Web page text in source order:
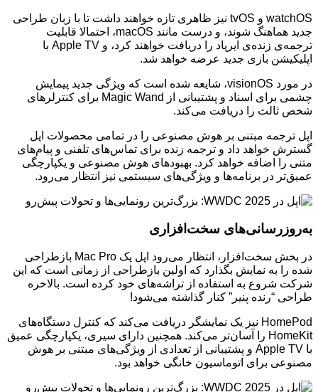
watchOS و tvOS نیز ظاهری تازه خواهند داشت تا با زبان طراحی
جدید هماهنگ شوند، و درست مانند macOS، احتمالا قابلیت
ترجمه‌ی زنده‌ی ایرپاد را دریافت خواهند کرد، و Apple TV با
اپلیکیشن بازی جدید عرضه خواهد شد.
در مورد visionOS، شایعه شده است که ویژگی جدید پیمایش
چشمی برای اسناد و پشتیبانی از Magic Wand برای کنترلرهای
شخص ثالث را دریافت می‌کند.
اپل ترجمه مبتنی بر هوش مصنوعی را در تمامی محصولات اپل
گسترش خواهد داد و ترجمه زنده برای تماس‌های تلفنی و پیام‌های
متنی را اضافه خواهد کرد. بهبودهای هوش مصنوعی و یکپارچگی
عمیق‌تر در برنامه‌ها و ویژگی‌های سیستمی نیز انتظار می‌رود.
به‌روزرسانی‌های سخت‌افزاری
در بخش سخت‌افزار، انتظار می‌رود اپل یک Mac Pro بازطراحی
شده را به نمایش بگذارد که اولین بازطراحی از زمانی است که این
شرکت شروع به استفاده از تراشه‌های خود کرده است. بالاخره
طراحی “رنده پنیر” کنار گذاشته می‌شود!
HomePod نیز یک نمایشگر دریافت می‌کند که کنترل دستگاه‌های
HomeKit را آسان‌تر می‌کند. همچنین دارای سیری، یکپارچگی عمیق
با Apple TV و پشتیبانی از تعدادی از ویژگی‌های مبتنی بر هوش
مصنوعی برای اتوماسیون خانگی خواهد بود.